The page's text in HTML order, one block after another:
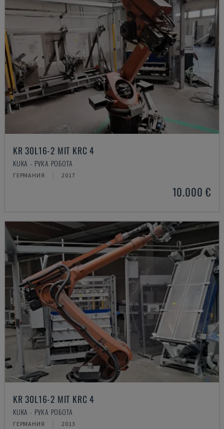
KR 30L16-2 MIT KRC 4
KUKA - РУКА РОБОТА
ГЕРМАНИЯ 2017
10.000 €
KR 30L16-2 MIT KRC 4
KUKA - РУКА РОБОТА
ГЕРМАНИЯ 2013